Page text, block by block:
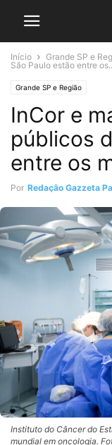
Início Grande SP e
São Paulo estão entre
Grande SP e Região
InCor e
públicos
entre os
Por Redação Gazzeta
Instituto do Câncer do
mundial em oncologia.